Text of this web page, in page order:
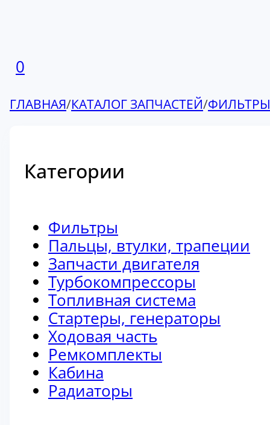
0
ГЛАВНАЯ/КАТАЛОГ ЗАПЧАСТЕЙ/ФИЛЬТРЫ
Категории
Фильтры
Пальцы, втулки, трапеции
Запчасти двигателя
Турбокомпрессоры
Топливная система
Стартеры, генераторы
Ходовая часть
Ремкомплекты
Кабина
Радиаторы